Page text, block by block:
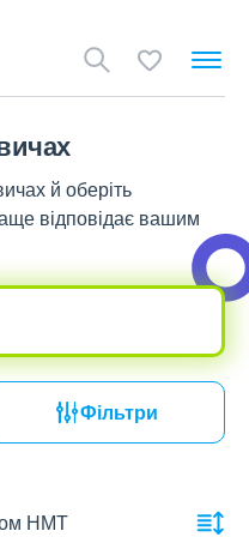
й оберіть
відповідає вашим
Фільтри
НМТ